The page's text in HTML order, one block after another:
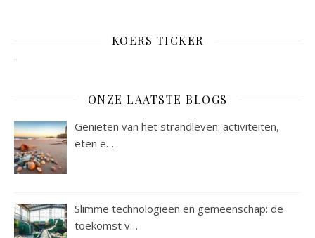
KOERS TICKER
ONZE LAATSTE BLOGS
Genieten van het strandleven: activiteiten,
eten e…
Slimme technologieën en gemeenschap: de
toekomst v…